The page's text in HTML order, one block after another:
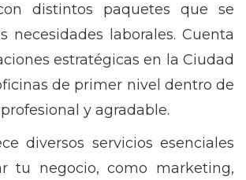
distintos paquetes que se
necesidades laborales. Cuenta
estratégicas en la Ciudad
de primer nivel dentro de
y agradable.
diversos servicios esenciales
tu negocio, como marketing,